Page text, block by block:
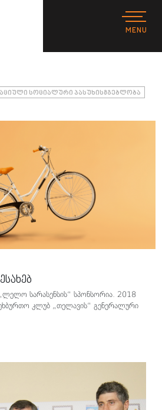
ᲡᲝᲪᲘᲐᲚᲣᲠᲘ ᲞᲐᲡᲣᲮᲘᲡᲛᲒᲔᲑᲚᲝᲑᲐ
სარასენსის“ სპონსორია. 2018
კლუბ „თელავის“ გენერალური